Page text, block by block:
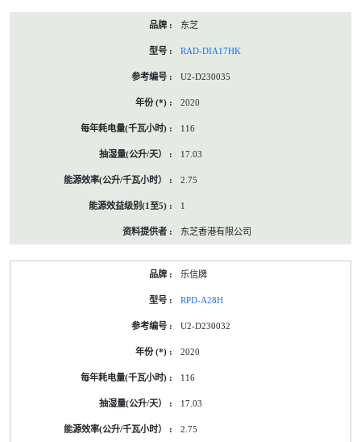
东芝
RAD-DIA17HK
U2-D230035
2020
116
17.03
2.75
1
东芝香港有限公司
乐信牌
RPD-A28H
U2-D230032
2020
116
17.03
2.75